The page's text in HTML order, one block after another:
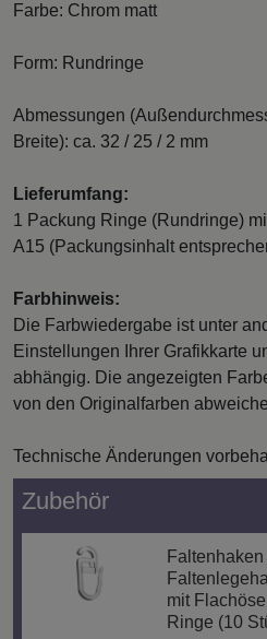
Farbe: Chrom matt
Form: Rundringe
Abmessungen
Breite): ca. 32 / 25 / 2 mm
Lieferumfang:
1 Packung Ringe (Rundringe)
A15 (Packungsinhalt
Farbhinweis:
Die Farbwiedergabe ist unter
Einstellungen Ihrer Grafikkarte
abhängig. Die angezeigten
von den Originalfarben
Technische Änderungen
Zubehör
mit
Ringe (10